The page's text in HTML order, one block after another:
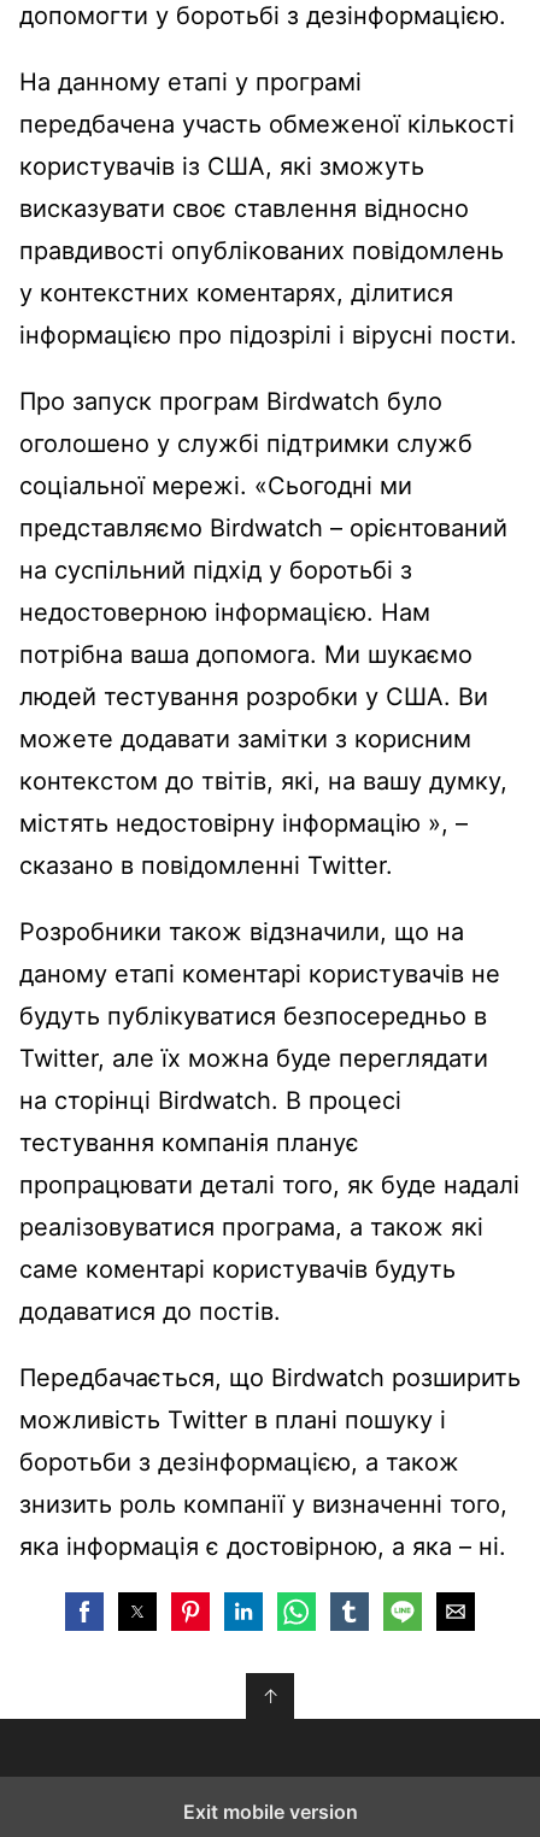
допомогти у боротьбі з дезінформацією.
На данному етапі у програмі
передбачена участь обмеженої кількості
користувачів із США, які зможуть
висказувати своє ставлення відносно
правдивості опублікованих повідомлень
у контекстних коментарях, ділитися
інформацією про підозрілі і вірусні пости.
Про запуск програм Birdwatch було
оголошено у службі підтримки служб
соціальної мережі. «Сьогодні ми
представляємо Birdwatch – орієнтований
на суспільний підхід у боротьбі з
недостоверною інформацією. Нам
потрібна ваша допомога. Ми шукаємо
людей тестування розробки у США. Ви
можете додавати замітки з корисним
контекстом до твітів, які, на вашу думку,
містять недостовірну інформацію », –
сказано в повідомленні Twitter.
Розробники також відзначили, що на
даному етапі коментарі користувачів не
будуть публікуватися безпосередньо в
Twitter, але їх можна буде переглядати
на сторінці Birdwatch. В процесі
тестування компанія планує
пропрацювати деталі того, як буде надалі
реалізовуватися програма, а також які
саме коментарі користувачів будуть
додаватися до постів.
Передбачається, що Birdwatch розширить
можливість Twitter в плані пошуку і
боротьби з дезінформацією, а також
знизить роль компанії у визначенні того,
яка інформація є достовірною, а яка – ні.
↑
Exit mobile version